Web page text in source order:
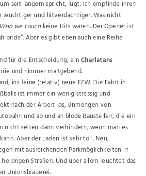
seit langem spricht, lügt. Ich empfinde ihren
wuchtiger und hitverdächtiger. Was nicht
Who we touchkeine Hits wären. Der Opener ist
pride“. Aber es gibt eben auch eine Reihe
für die Entscheidung, einCharlatans
und nimmer maßgebend.
ins feine (relativ) neue FZW. Die Fahrt in
ist immer ein wenig stressig und
nach der Arbeit los, Unmengen von
und ab und an blöde Baustellen, die ein
nicht selten dann verhindern, wenn man es
Aber der Laden ist sehr toll. Neu,
mit ausreichenden Parkmöglichkeiten in
Straßen. Und über allem leuchtet das
Unionsbrauerei.